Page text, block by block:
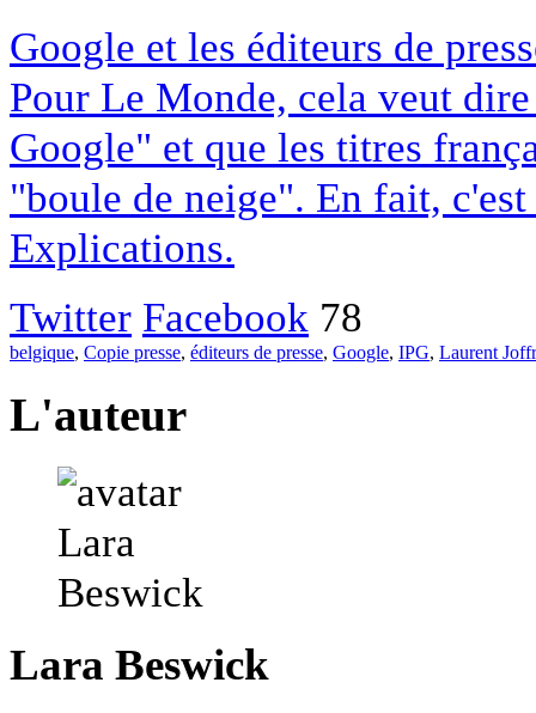
Google et les éditeurs de
Pour Le Monde, cela veut
Google" et que les titres
"boule de neige". En fait,
Explications.
Twitter Facebook 78
belgique, Copie presse, éditeurs de presse, Google, IPG, Laurent
L'auteur
Lara Beswick